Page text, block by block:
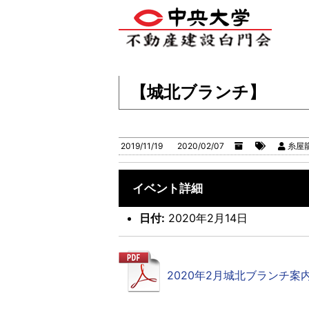
【城北ブランチ】
2019/11/19 2020/02/07 糸屋
イベント詳細
日付: 2020年2月14日
2020年2月城北ブランチ案